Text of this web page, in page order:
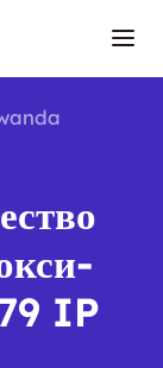
IP